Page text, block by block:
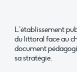
L’établissement
du littoral face au
document
sa stratégie.